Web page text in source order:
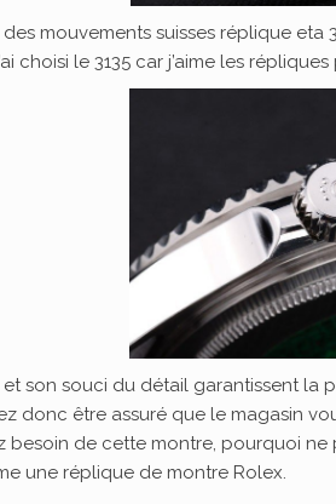
mouvements suisses réplique eta
choisi le 3135 car j’aime les
son souci du détail garantissent la
donc être assuré que le magasin
besoin de cette montre, pourquoi
une réplique de montre Rolex.